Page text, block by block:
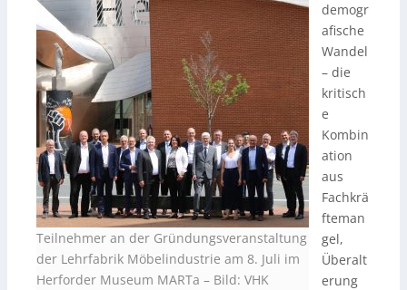
Teilnehmer an der Gründungsveranstaltung
der Lehrfabrik Möbelindustrie am 8. Juli im
Herforder Museum MARTa – Bild: VHK
demogr
afische
Wandel
– die
kritisch
e
Kombin
ation
aus
Fachkrä
fteman
gel,
Überalt
erung